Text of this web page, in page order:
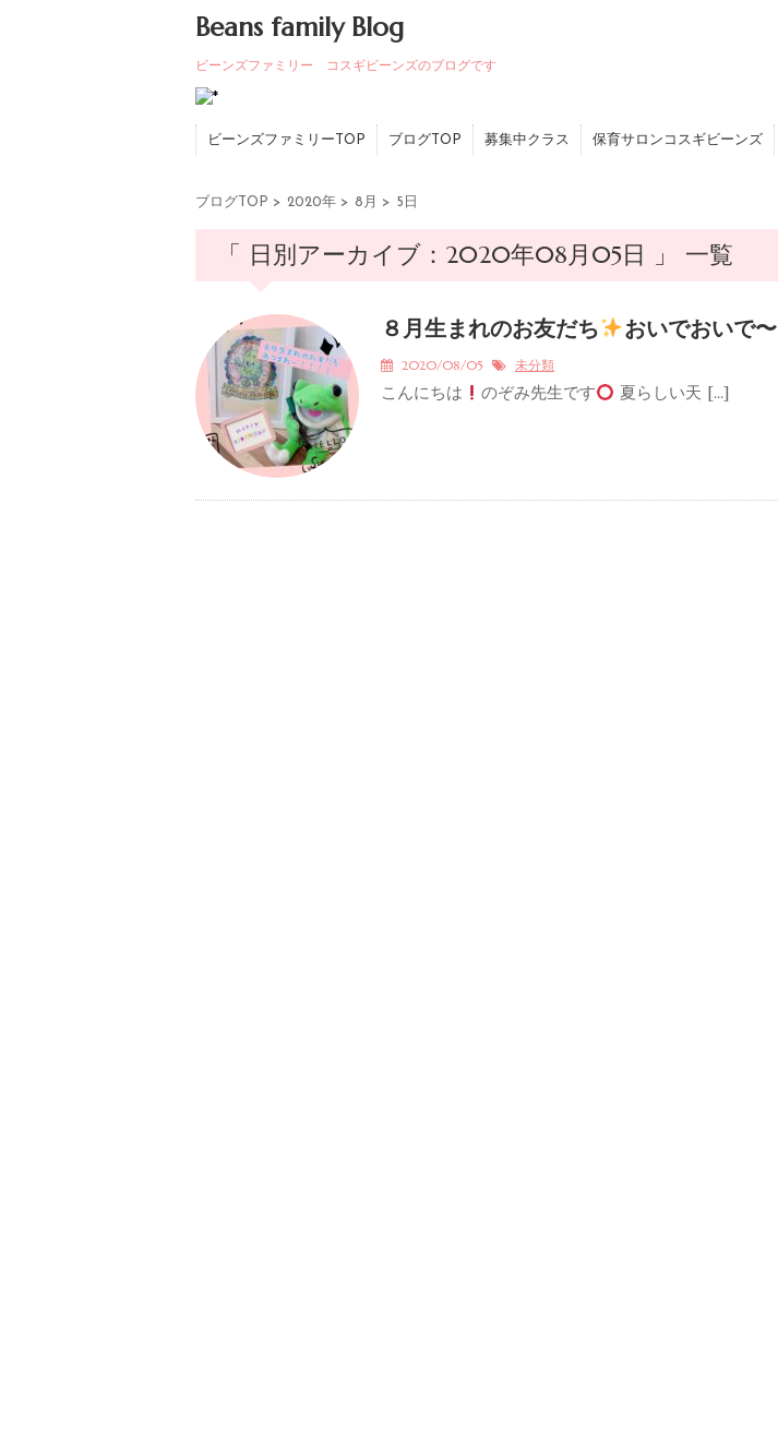
Beans family Blog
ビーンズファミリー コスギビーンズのブログです
ビーンズファミリーTOP ブログTOP 募集中クラス 保育サロンコスギビーンズ
ブログTOP > 2020年 > 8月 > 5日
「 日別アーカイブ：2020年08月05日 」 一覧
８月生まれのお友だち おいでおいで〜
2020/08/05 未分類
こんにちは のぞみ先生です 夏らしい天 […]